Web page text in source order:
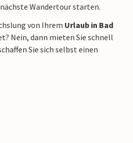
Wandertour starten.
von Ihrem Urlaub in Bad
Nein, dann mieten Sie schnell
Sie sich selbst einen